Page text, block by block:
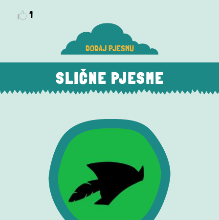
1
DODAJ PJESMU
SLIČNE PJESME